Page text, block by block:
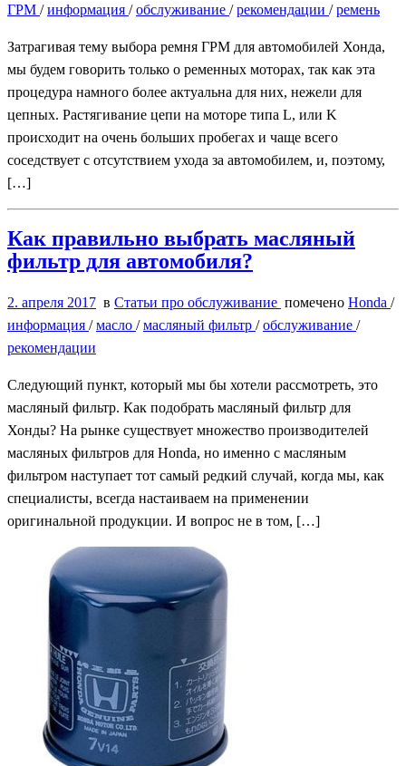
ГРМ /информация /обслуживание /рекомендации /ремень
Затрагивая тему выбора ремня ГРМ для автомобилей Хонда,
мы будем говорить только о ременных моторах, так как эта
процедура намного более актуальна для них, нежели для
цепных. Растягивание цепи на моторе типа L, или K
происходит на очень больших пробегах и чаще всего
соседствует с отсутствием ухода за автомобилем, и, поэтому,
[…]
Как правильно выбрать масляный
фильтр для автомобиля?
2. апреля 2017 в Статьи про обслуживание помечено Honda /
информация /масло /масляный фильтр /обслуживание /
рекомендации
Следующий пункт, который мы бы хотели рассмотреть, это
масляный фильтр. Как подобрать масляный фильтр для
Хонды? На рынке существует множество производителей
масляных фильтров для Honda, но именно с масляным
фильтром наступает тот самый редкий случай, когда мы, как
специалисты, всегда настаиваем на применении
оригинальной продукции. И вопрос не в том, […]